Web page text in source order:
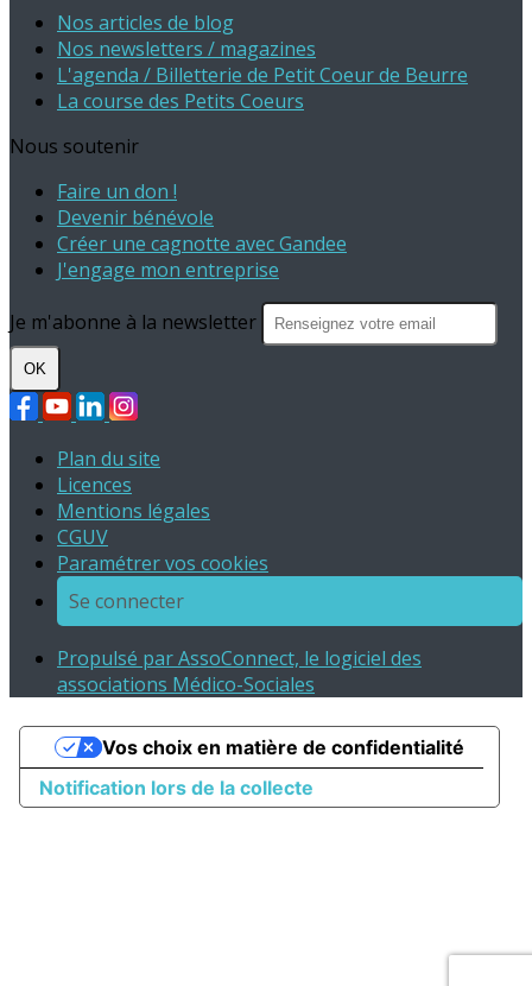
Nos articles de blog
Nos newsletters / magazines
L'agenda / Billetterie de Petit Coeur de Beurre
La course des Petits Coeurs
Nous soutenir
Faire un don !
Devenir bénévole
Créer une cagnotte avec Gandee
J'engage mon entreprise
Je m'abonne à la newsletter
OK
Plan du site
Licences
Mentions légales
CGUV
Paramétrer vos cookies
Se connecter
Propulsé par AssoConnect, le logiciel des
associations Médico-Sociales
Notification lors de la collecte
Vos choix en matière de confidentialité